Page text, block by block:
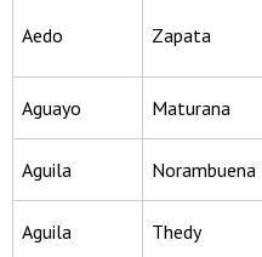
Aedo Zapata
Aguayo Maturana
Aguila Norambuena
Aguila Thedy